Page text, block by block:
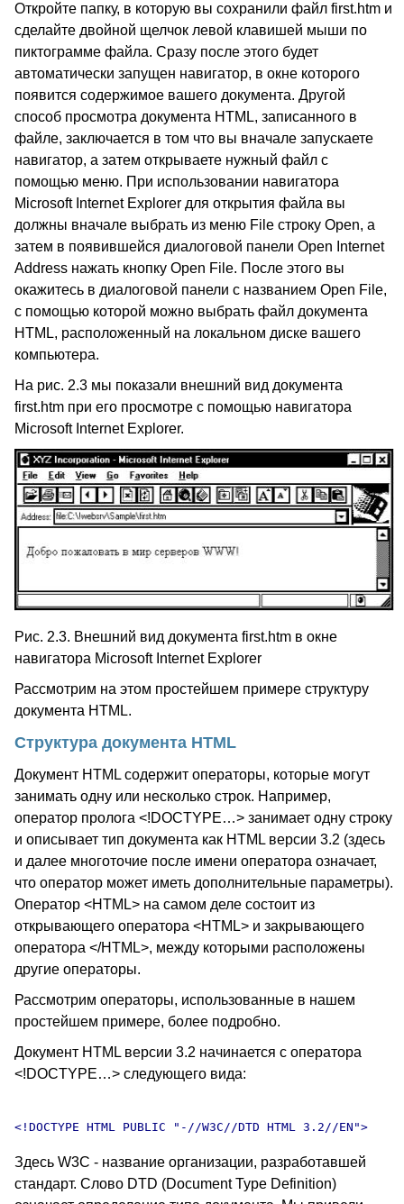
Откройте папку, в которую вы сохранили файл first.htm и
сделайте двойной щелчок левой клавишей мыши по
пиктограмме файла. Сразу после этого будет
автоматически запущен навигатор, в окне которого
появится содержимое вашего документа. Другой
способ просмотра документа HTML, записанного в
файле, заключается в том что вы вначале запускаете
навигатор, а затем открываете нужный файл с
помощью меню. При использовании навигатора
Microsoft Internet Explorer для открытия файла вы
должны вначале выбрать из меню File строку Open, а
затем в появившейся диалоговой панели Open Internet
Address нажать кнопку Open File. После этого вы
окажитесь в диалоговой панели с названием Open File,
с помощью которой можно выбрать файл документа
HTML, расположенный на локальном диске вашего
компьютера.
На рис. 2.3 мы показали внешний вид документа
first.htm при его просмотре с помощью навигатора
Microsoft Internet Explorer.
Рис. 2.3. Внешний вид документа first.htm в окне
навигатора Microsoft Internet Explorer
Рассмотрим на этом простейшем примере структуру
документа HTML.
Структура документа HTML
Документ HTML содержит операторы, которые могут
занимать одну или несколько строк. Например,
оператор пролога <!DOCTYPE…> занимает одну строку
и описывает тип документа как HTML версии 3.2 (здесь
и далее многоточие после имени оператора означает,
что оператор может иметь дополнительные параметры).
Оператор <HTML> на самом деле состоит из
открывающего оператора <HTML> и закрывающего
оператора </HTML>, между которыми расположены
другие операторы.
Рассмотрим операторы, использованные в нашем
простейшем примере, более подробно.
Документ HTML версии 3.2 начинается с оператора
<!DOCTYPE…> следующего вида:
Здесь W3C - название организации, разработавшей
стандарт. Слово DTD (Document Type Definition)